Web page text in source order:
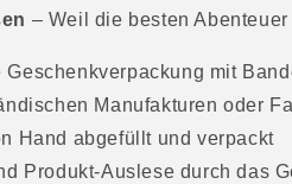
I
h
a
l
– Weil die besten
mit
Manufakturen oder
Hand abgefüllt und verpackt
Produkt-Auslese durch das